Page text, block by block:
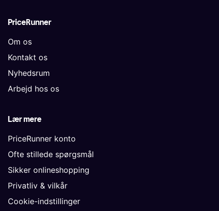
PriceRunner
Om os
Kontakt os
Nyhedsrum
Arbejd hos os
Lær mere
PriceRunner konto
Ofte stillede spørgsmål
Sikker onlineshopping
Privatliv & vilkår
Cookie-indstillinger